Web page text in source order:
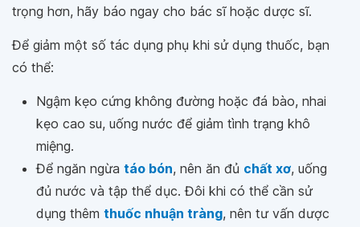
trọng hơn, hãy báo ngay cho bác sĩ hoặc dược sĩ.
Để giảm một số tác dụng phụ khi sử dụng thuốc, bạn
có thể:
Ngậm kẹo cứng không đường hoặc đá bào, nhai
kẹo cao su, uống nước để giảm tình trạng khô
miệng.
Để ngăn ngừa táo bón, nên ăn đủ chất xơ, uống
đủ nước và tập thể dục. Đôi khi có thể cần sử
dụng thêm thuốc nhuận tràng, nên tư vấn dược